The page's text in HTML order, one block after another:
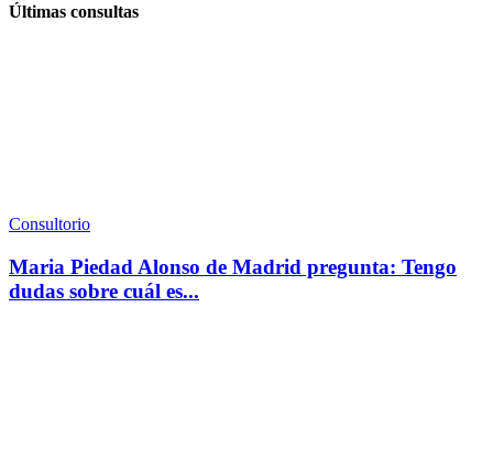
Últimas consultas
Consultorio
Maria Piedad Alonso de Madrid pregunta: Tengo
dudas sobre cuál es...